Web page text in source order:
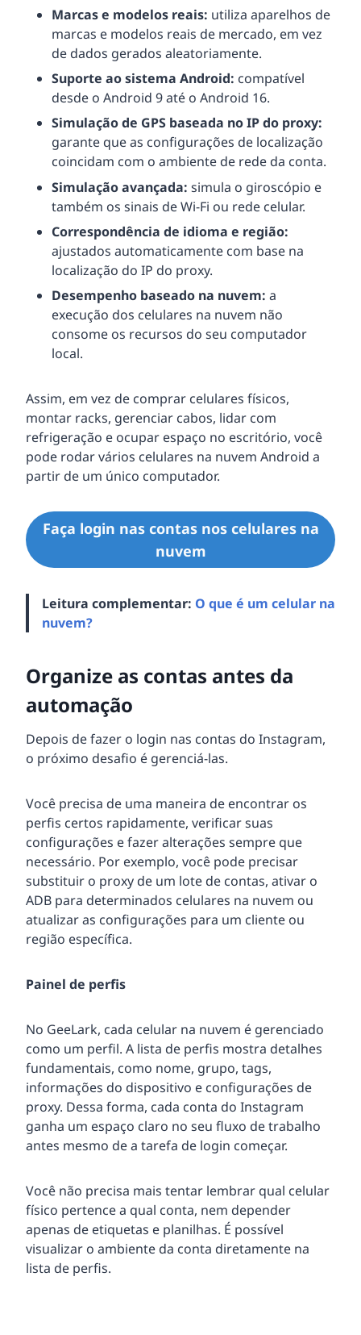
Marcas e modelos reais: utiliza aparelhos de
marcas e modelos reais de mercado, em vez
de dados gerados aleatoriamente.
Suporte ao sistema Android: compatível
desde o Android 9 até o Android 16.
Simulação de GPS baseada no IP do proxy:
garante que as configurações de localização
coincidam com o ambiente de rede da conta.
Simulação avançada: simula o giroscópio e
também os sinais de Wi-Fi ou rede celular.
Correspondência de idioma e região:
ajustados automaticamente com base na
localização do IP do proxy.
Desempenho baseado na nuvem: a
execução dos celulares na nuvem não
consome os recursos do seu computador
local.
Assim, em vez de comprar celulares físicos,
montar racks, gerenciar cabos, lidar com
refrigeração e ocupar espaço no escritório, você
pode rodar vários celulares na nuvem Android a
partir de um único computador.
Faça login nas contas nos celulares na
nuvem
Leitura complementar: O que é um celular na
nuvem?
Organize as contas antes da
automação
Depois de fazer o login nas contas do Instagram,
o próximo desafio é gerenciá-las.
Você precisa de uma maneira de encontrar os
perfis certos rapidamente, verificar suas
configurações e fazer alterações sempre que
necessário. Por exemplo, você pode precisar
substituir o proxy de um lote de contas, ativar o
ADB para determinados celulares na nuvem ou
atualizar as configurações para um cliente ou
região específica.
Painel de perfis
No GeeLark, cada celular na nuvem é gerenciado
como um perfil. A lista de perfis mostra detalhes
fundamentais, como nome, grupo, tags,
informações do dispositivo e configurações de
proxy. Dessa forma, cada conta do Instagram
ganha um espaço claro no seu fluxo de trabalho
antes mesmo de a tarefa de login começar.
Você não precisa mais tentar lembrar qual celular
físico pertence a qual conta, nem depender
apenas de etiquetas e planilhas. É possível
visualizar o ambiente da conta diretamente na
lista de perfis.